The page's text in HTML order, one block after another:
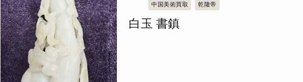
中国美術買取 乾隆帝
白玉 書鎮